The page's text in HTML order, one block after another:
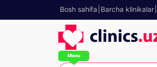
Bosh sahifa Barcha klinikalar